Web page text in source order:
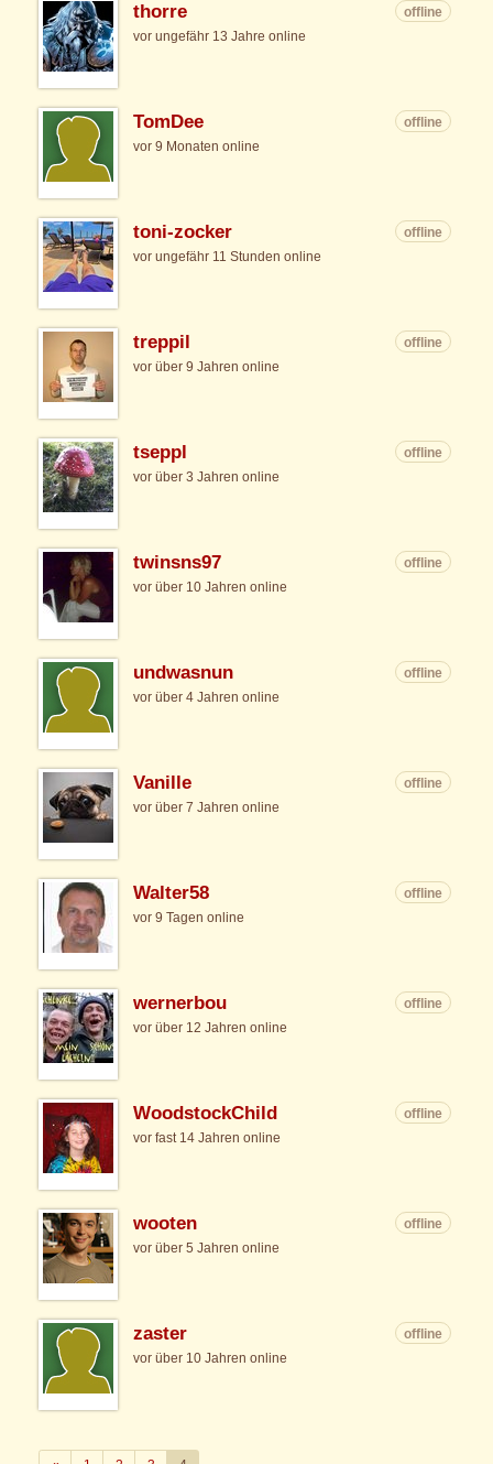
thorre
offline
vor ungefähr 13 Jahre online
TomDee
offline
vor 9 Monaten online
toni-zocker
offline
vor ungefähr 11 Stunden online
treppil
offline
vor über 9 Jahren online
tseppl
offline
vor über 3 Jahren online
twinsns97
offline
vor über 10 Jahren online
undwasnun
offline
vor über 4 Jahren online
Vanille
offline
vor über 7 Jahren online
Walter58
offline
vor 9 Tagen online
wernerbou
offline
vor über 12 Jahren online
WoodstockChild
offline
vor fast 14 Jahren online
wooten
offline
vor über 5 Jahren online
zaster
offline
vor über 10 Jahren online